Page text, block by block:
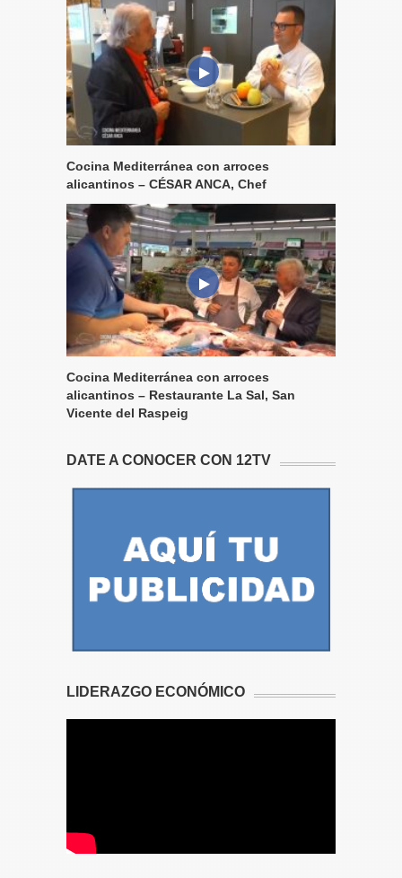
Cocina Mediterránea con arroces
alicantinos – CÉSAR ANCA, Chef
Cocina Mediterránea con arroces
alicantinos – Restaurante La Sal, San
Vicente del Raspeig
DATE A CONOCER CON 12TV
LIDERAZGO ECONÓMICO